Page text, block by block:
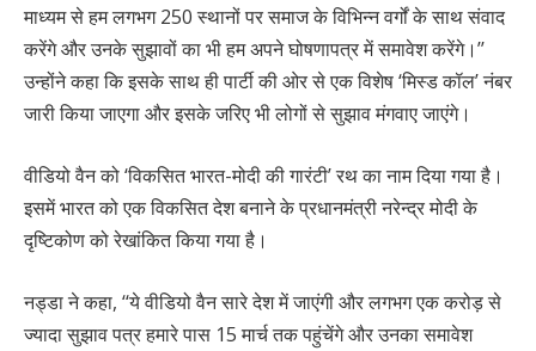
माध्यम से हम लगभग 250 स्थानों पर समाज के विभिन्न वर्गों के साथ संवाद
करेंगे और उनके सुझावों का भी हम अपने घोषणापत्र में समावेश करेंगे।’’
उन्होंने कहा कि इसके साथ ही पार्टी की ओर से एक विशेष ‘मिस्ड कॉल’ नंबर
जारी किया जाएगा और इसके जरिए भी लोगों से सुझाव मंगवाए जाएंगे।
वीडियो वैन को ‘विकसित भारत-मोदी की गारंटी’ रथ का नाम दिया गया है।
इसमें भारत को एक विकसित देश बनाने के प्रधानमंत्री नरेन्द्र मोदी के
दृष्टिकोण को रेखांकित किया गया है।
नड्डा ने कहा, ‘‘ये वीडियो वैन सारे देश में जाएंगी और लगभग एक करोड़ से
ज्यादा सुझाव पत्र हमारे पास 15 मार्च तक पहुंचेंगे और उनका समावेश